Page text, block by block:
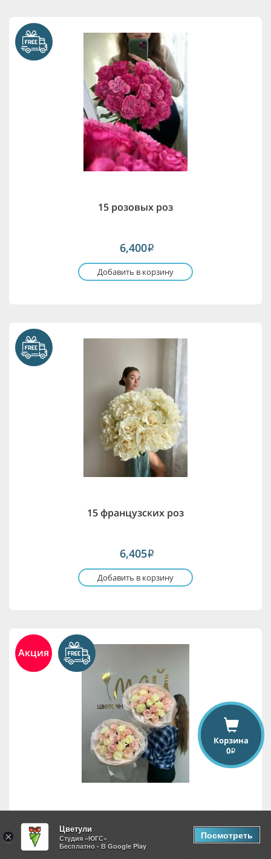
15 розовых роз
6,400i
Добавить в корзину
15 французских роз
6,405i
Добавить в корзину
Акция
19 роз
Корзина
0i
×
Цветули
Студия «ЮГС»
Бесплатно - В Google Play
Посмотреть